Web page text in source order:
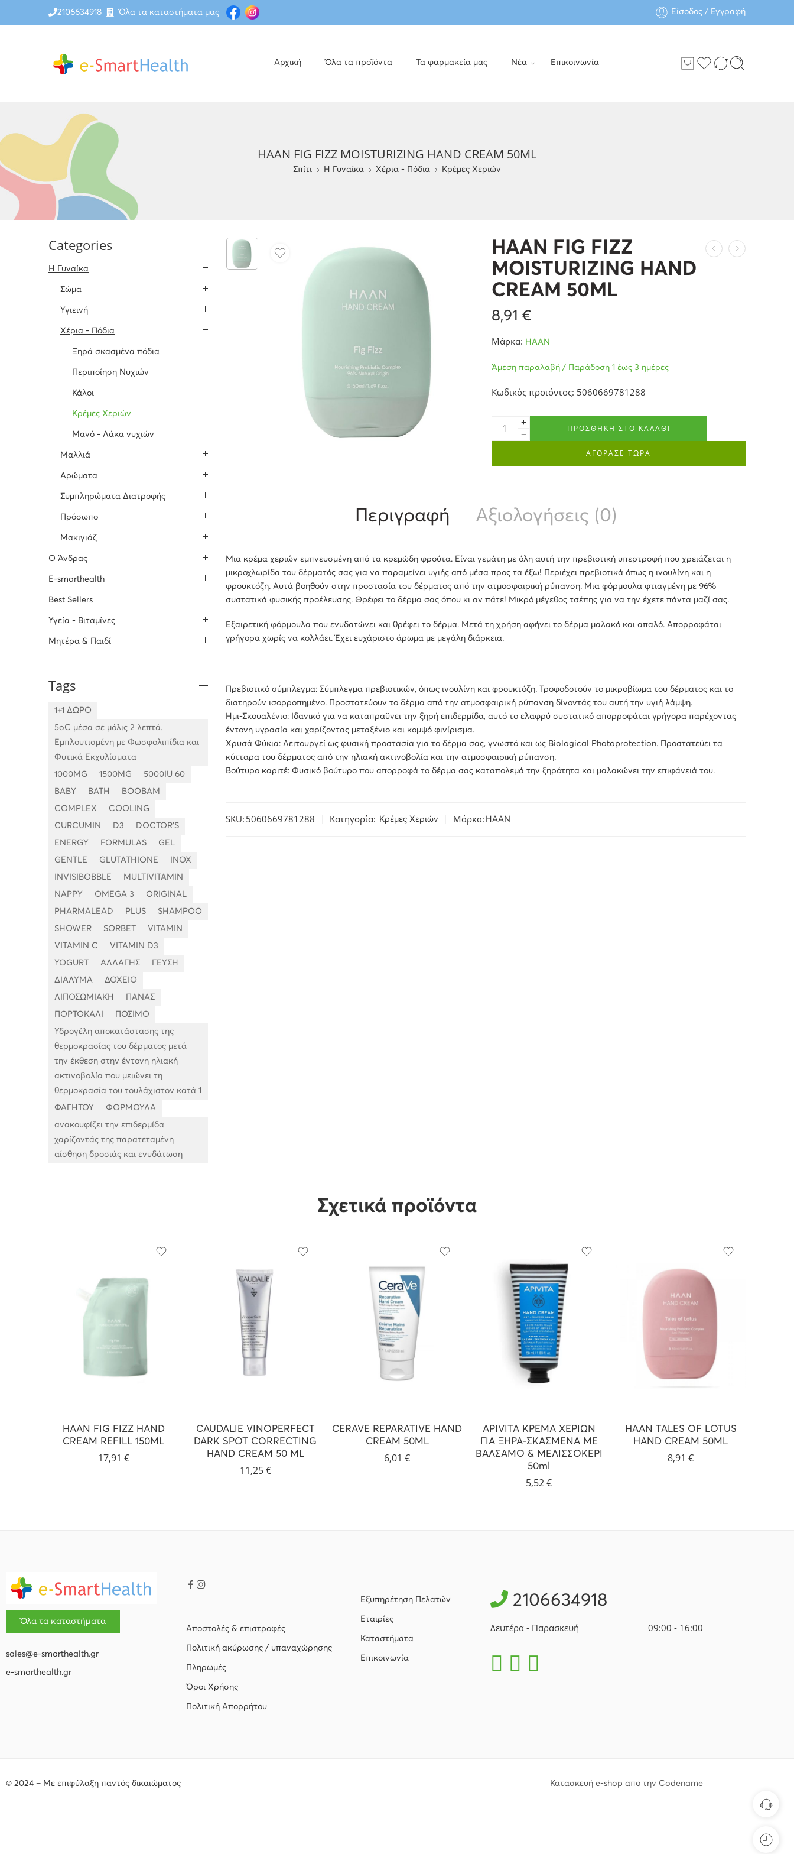
2106634918 Όλα τα καταστήματα μας Είσοδος / Εγγραφή
Αρχική Όλα τα προϊόντα Τα φαρμακεία μας Νέα Επικοινωνία
HAAN FIG FIZZ MOISTURIZING HAND CREAM 50ML
Σπίτι H Γυναίκα Χέρια - Πόδια Κρέμες Χεριών
HAAN FIG FIZZ
MOISTURIZING HAND
CREAM 50ML
8,91 €
Μάρκα: HAAN
Άμεση παραλαβή / Παράδοση 1 έως 3 ημέρες
Κωδικός προϊόντος: 5060669781288
ΠΡΟΣΘΉΚΗ ΣΤΟ ΚΑΛΆΘΙ
ΑΓΟΡΑΣΕ ΤΩΡΑ
Περιγραφή Αξιολογήσεις (0)
Μια κρέμα χεριών εμπνευσμένη από τα κρεμώδη φρούτα. Είναι γεμάτη με όλη αυτή την πρεβιοτική υπερτροφή που χρειάζεται η
μικροχλωρίδα του δέρματός σας για να παραμείνει υγιής από μέσα προς τα έξω! Περιέχει πρεβιοτικά όπως η ινουλίνη και η
φρουκτόζη. Αυτά βοηθούν στην προστασία του δέρματος από την ατμοσφαιρική ρύπανση. Μια φόρμουλα φτιαγμένη με 96%
συστατικά φυσικής προέλευσης. Θρέφει το δέρμα σας όπου κι αν πάτε! Μικρό μέγεθος τσέπης για να την έχετε πάντα μαζί σας.
Εξαιρετική φόρμουλα που ενυδατώνει και θρέφει το δέρμα. Μετά τη χρήση αφήνει το δέρμα μαλακό και απαλό. Απορροφάται
γρήγορα χωρίς να κολλάει. Έχει ευχάριστο άρωμα με μεγάλη διάρκεια.
Πρεβιοτικό σύμπλεγμα: Σύμπλεγμα πρεβιοτικών, όπως ινουλίνη και φρουκτόζη. Τροφοδοτούν το μικροβίωμα του δέρματος και το
διατηρούν ισορροπημένο. Προστατεύουν το δέρμα από την ατμοσφαιρική ρύπανση δίνοντάς του αυτή την υγιή λάμψη.
Ημι-Σκουαλένιο: Ιδανικό για να καταπραϋνει την ξηρή επιδερμίδα, αυτό το ελαφρύ συστατικό απορροφάται γρήγορα παρέχοντας
έντονη υγρασία και χαρίζοντας μεταξένιο και κομψό φινίρισμα.
Χρυσά Φύκια: Λειτουργεί ως φυσική προστασία για το δέρμα σας, γνωστό και ως Biological Photoprotection. Προστατεύει τα
κύτταρα του δέρματος από την ηλιακή ακτινοβολία και την ατμοσφαιρική ρύπανση.
Βούτυρο καριτέ: Φυσικό βούτυρο που απορροφά το δέρμα σας καταπολεμά την ξηρότητα και μαλακώνει την επιφάνειά του.
SKU: 5060669781288 Κατηγορία: Κρέμες Χεριών Μάρκα: HAAN
Categories
H Γυναίκα
Σώμα
Υγιεινή
Χέρια - Πόδια
Ξηρά σκασμένα πόδια
Περιποίηση Νυχιών
Κάλοι
Κρέμες Χεριών
Μανό - Λάκα νυχιών
Μαλλιά
Αρώματα
Συμπληρώματα Διατροφής
Πρόσωπο
Μακιγιάζ
O Άνδρας
E-smarthealth
Best Sellers
Υγεία - Βιταμίνες
Μητέρα & Παιδί
Tags
1+1 ΔΩΡΟ
5oC μέσα σε μόλις 2 λεπτά.
Εμπλουτισμένη με Φωσφολιπίδια και
Φυτικά Εκχυλίσματα
1000MG 1500MG 5000IU 60
BABY BATH BOOBAM
COMPLEX COOLING
CURCUMIN D3 DOCTOR'S
ENERGY FORMULAS GEL
GENTLE GLUTATHIONE INOX
INVISIBOBBLE MULTIVITAMIN
NAPPY OMEGA 3 ORIGINAL
PHARMALEAD PLUS SHAMPOO
SHOWER SORBET VITAMIN
VITAMIN C VITAMIN D3
YOGURT ΑΛΛΑΓΗΣ ΓΕΥΣΗ
ΔΙΑΛΥΜΑ ΔΟΧΕΙΟ
ΛΙΠΟΣΩΜΙΑΚΗ ΠΑΝΑΣ
ΠΟΡΤΟΚΑΛΙ ΠΟΣΙΜΟ
Υδρογέλη αποκατάστασης της
θερμοκρασίας του δέρματος μετά
την έκθεση στην έντονη ηλιακή
ακτινοβολία που μειώνει τη
θερμοκρασία του τουλάχιστον κατά 1
ΦΑΓΗΤΟΥ ΦΟΡΜΟΥΛΑ
ανακουφίζει την επιδερμίδα
χαρίζοντάς της παρατεταμένη
αίσθηση δροσιάς και ενυδάτωση
Σχετικά προϊόντα
HAAN FIG FIZZ HAND
CREAM REFILL 150ML
17,91 €
CAUDALIE VINOPERFECT
DARK SPOT CORRECTING
HAND CREAM 50 ML
11,25€
CERAVE REPARATIVE HAND
CREAM 50ML
6,01 €
APIVITA ΚΡΕΜΑ ΧΕΡΙΩΝ
ΓΙΑ ΞΗΡΑ-ΣΚΑΣΜΕΝΑ ΜΕ
ΒΑΛΣΑΜΟ & ΜΕΛΙΣΣΟΚΕΡΙ
50ml
5,52€
HAAN TALES OF LOTUS
HAND CREAM 50ML
8,91 €
Όλα τα καταστήματα
sales@e-smarthealth.gr
e-smarthealth.gr
Αποστολές & επιστροφές
Πολιτική ακύρωσης / υπαναχώρησης
Πληρωμές
Όροι Χρήσης
Πολιτική Απορρήτου
Εξυπηρέτηση Πελατών
Εταιρίες
Καταστήματα
Επικοινωνία
2106634918
Δευτέρα - Παρασκευή 09:00 - 16:00
© 2024 – Με επιφύλαξη παντός δικαιώματος Κατασκευή e-shop απο την Codename